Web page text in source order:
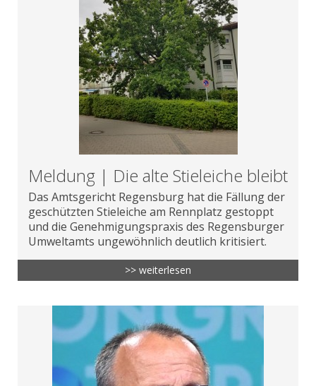
Meldung | Die alte Stieleiche bleibt
Das Amtsgericht Regensburg hat die Fällung der
geschützten Stieleiche am Rennplatz gestoppt
und die Genehmigungspraxis des Regensburger
Umweltamts ungewöhnlich deutlich kritisiert.
>> weiterlesen